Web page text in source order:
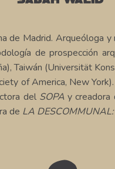
Madrid. Arqueóloga
de prospección
Taiwán (Universität
of America, New
del SOPAy creadora
de LA